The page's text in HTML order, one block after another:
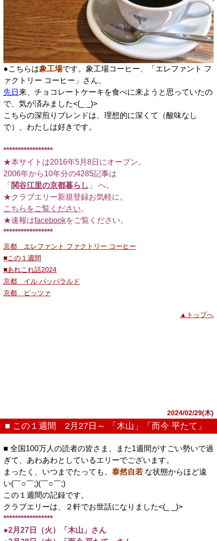
●こちらは象工場です。象工場コーヒー、「エレファント フ
ァクトリー コーヒー」さん、
先日 来、チョコレートケーキを食べに来ようと思っていたの
で、気が済みました<(_ _)>
こちらの深煎りブレンドは、理想的に深くて（酸味なし
で）、わたしは好きです。
*****************
★本サイトは2016年5月8日にオープン。
2006年から10年分の4285記事は
「 関谷江里の京都暮らし 」 へ。
★クラブエリー新規登録お気軽に。
こちらをご覧ください。
★速報はfacebookをご覧ください。
*****************
京都 エレファント ファクトリー コーヒー
■この１週間
■あれこれ話2024
京都 イル パッパラルド
京都 ピッツァ
▲トップへ
2024/02/29(木)
■ この１週間 2月27日～ 「木山」「而今 平たて」
■ 全国100万人の読者の皆さま、また1週間がすごい勢いで過
ぎて、あわあわとしているエリーでございます。
まったく、いつまでたっても、 泰然自若 な状態からほど遠
い(￣○￣;)(￣○￣;)
この１週間の記録です。
クラブエリーは、２軒でお世話になりました<(_ _)>
*****************
●2月27日（火）「木山」さん